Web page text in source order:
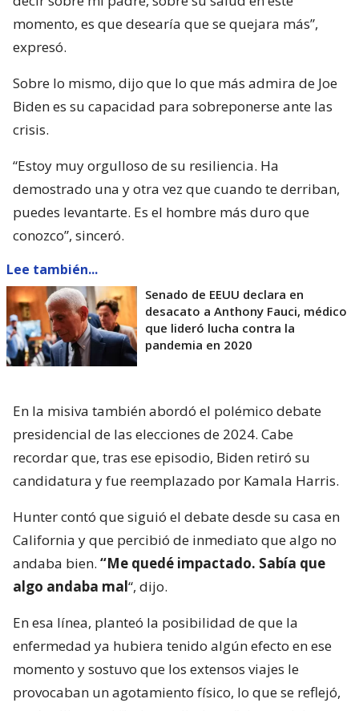
momento, es que desearía que se quejara más”,
expresó.
Sobre lo mismo, dijo que lo que más admira de Joe
Biden es su capacidad para sobreponerse ante las
crisis.
“Estoy muy orgulloso de su resiliencia. Ha
demostrado una y otra vez que cuando te derriban,
puedes levantarte. Es el hombre más duro que
conozco”, sinceró.
Lee también...
Senado de EEUU declara en
desacato a Anthony Fauci, médico
que lideró lucha contra la
pandemia en 2020
En la misiva también abordó el polémico debate
presidencial de las elecciones de 2024. Cabe
recordar que, tras ese episodio, Biden retiró su
candidatura y fue reemplazado por Kamala Harris.
Hunter contó que siguió el debate desde su casa en
California y que percibió de inmediato que algo no
andaba bien. “Me quedé impactado. Sabía que
algo andaba mal“, dijo.
En esa línea, planteó la posibilidad de que la
enfermedad ya hubiera tenido algún efecto en ese
momento y sostuvo que los extensos viajes le
provocaban un agotamiento físico, lo que se reflejó,